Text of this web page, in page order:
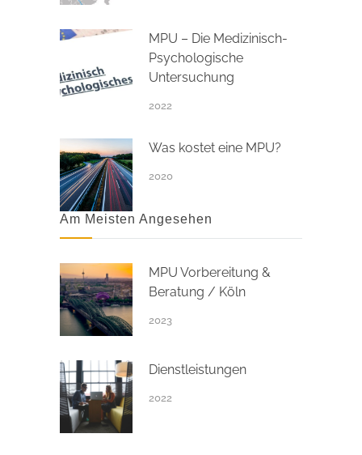
MPU – Die Medizinisch-
Psychologische
Untersuchung
2022
Was kostet eine MPU?
2020
Am Meisten Angesehen
MPU Vorbereitung &
Beratung / Köln
2023
Dienstleistungen
2022